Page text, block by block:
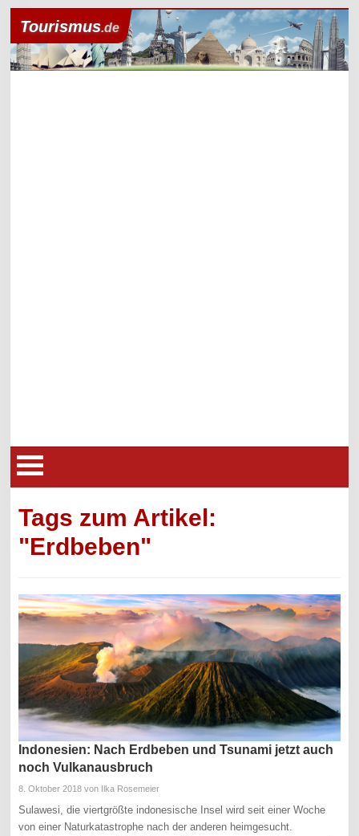
Tourismus.de
Tags zum Artikel:
"Erdbeben"
Indonesien: Nach Erdbeben und Tsunami jetzt auch
noch Vulkanausbruch
8. Oktober 2018 von Ilka Rosemeier
Sulawesi, die viertgrößte indonesische Insel wird seit einer Woche
von einer Naturkatastrophe nach der anderen heimgesucht.